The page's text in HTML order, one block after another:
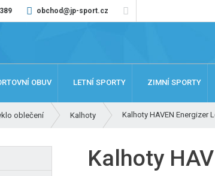
obchod@jp-sport.cz
OBUV LETNÍ SPORTY ZIMNÍ SPORTY
oblečení Kalhoty Kalhoty HAVEN Energizer
Kalhoty